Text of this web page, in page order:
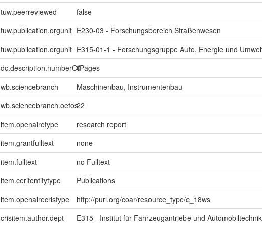
tuw.peerreviewed
false
tuw.publication.orgunit E230-03 - Forschungsbereich Straßenwesen
tuw.publication.orgunit E315-01-1 - Forschungsgruppe Auto, Energie und
dc.description.numberOfPages
0
wb.sciencebranch
Maschinenbau, Instrumentenbau
wb.sciencebranch.oefos22
item.openairetype
research report
item.grantfulltext
none
item.fulltext
no Fulltext
item.cerifentitytype
Publications
item.openairecristype
http://purl.org/coar/resource_type/c_18ws
crisitem.author.dept
E315 - Institut für Fahrzeugantriebe und Automobiltechnik